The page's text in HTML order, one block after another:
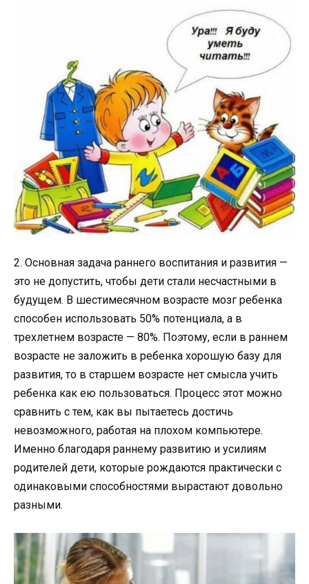
2. Основная задача раннего воспитания и развития —
это не допустить, чтобы дети стали несчастными в
будущем. В шестимесячном возрасте мозг ребенка
способен использовать 50% потенциала, а в
трехлетнем возрасте — 80%. Поэтому, если в раннем
возрасте не заложить в ребенка хорошую базу для
развития, то в старшем возрасте нет смысла учить
ребенка как ею пользоваться. Процесс этот можно
сравнить с тем, как вы пытаетесь достичь
невозможного, работая на плохом компьютере.
Именно благодаря раннему развитию и усилиям
родителей дети, которые рождаются практически с
одинаковыми способностями вырастают довольно
разными.